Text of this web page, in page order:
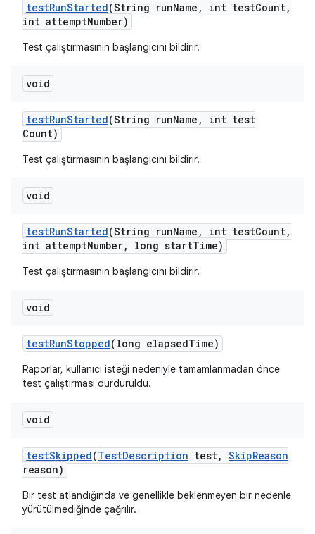
testRunStarted(String runName , int testCount,
int attemptNumber)
Test çalıştırmasının başlangıcını bildirir.
void
testRunStarted(String runName ,
int test
Count)
Test çalıştırmasının başlangıcını bildirir.
void
testRunStarted(String runName , int testCount,
int attemptNumber, long startTime)
Test çalıştırmasının başlangıcını bildirir.
void
testRunStopped(long elapsedTime)
Raporlar, kullanıcı isteği nedeniyle tamamlanmadan önce
test çalıştırması durduruldu.
void
testSkipped(TestDescription test, SkipReason
reason)
Bir test atlandığında ve genellikle beklenmeyen bir nedenle
yürütülmediğinde çağrılır.